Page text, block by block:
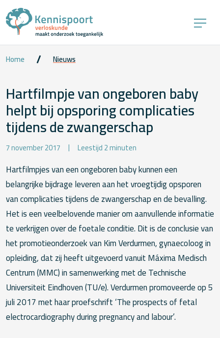
Home Nieuws
Hartfilmpje van ongeboren baby
helpt bij opsporing complicaties
tijdens de zwangerschap
7 november 2017 Leestijd 2 minuten
Hartfilmpjes van een ongeboren baby kunnen een
belangrijke bijdrage leveren aan het vroegtijdig opsporen
van complicaties tijdens de zwangerschap en de bevalling.
Het is een veelbelovende manier om aanvullende informatie
te verkrijgen over de foetale conditie. Dit is de conclusie van
het promotieonderzoek van Kim Verdurmen, gynaecoloog in
opleiding, dat zij heeft uitgevoerd vanuit Máxima Medisch
Centrum (MMC) in samenwerking met de Technische
Universiteit Eindhoven (TU/e). Verdurmen promoveerde op 5
juli 2017 met haar proefschrift ‘The prospects of fetal
electrocardiography during pregnancy and labour’.